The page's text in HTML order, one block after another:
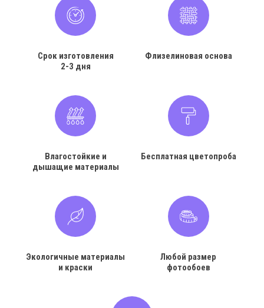
Срок изготовления
2-3 дня
Флизелиновая основа
Влагостойкие и
дышащие материалы
Бесплатная цветопроба
Экологичные материалы
и краски
Любой размер
фотообоев